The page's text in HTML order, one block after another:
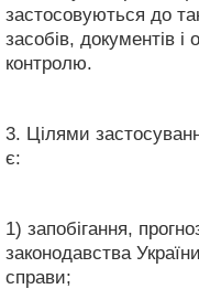
застосовуються до
засобів, документів і
контролю.
3. Цілями
є:
1) запобігання,
законодавства
справи;